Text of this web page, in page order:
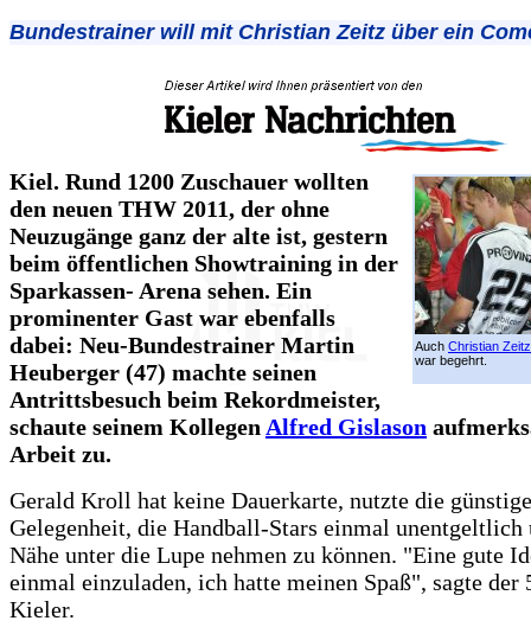
Bundestrainer will mit Christian Zeitz über ein
Auch Christian
war begehrt.
Kiel. Rund 1200 Zuschauer wollten
den neuen THW 2011, der ohne
Neuzugänge ganz der alte ist, gestern
beim öffentlichen Showtraining in der
Sparkassen- Arena sehen. Ein
prominenter Gast war ebenfalls
dabei: Neu-Bundestrainer Martin
Heuberger (47) machte seinen
Antrittsbesuch beim Rekordmeister,
schaute seinem Kollegen Alfred Gislason
Arbeit zu.
Gerald Kroll hat keine Dauerkarte, nutzte die günstige
Gelegenheit, die Handball-Stars einmal unentgeltlich
Nähe unter die Lupe nehmen zu können. "Eine gute
einmal einzuladen, ich hatte meinen Spaß", sagte der
Kieler.